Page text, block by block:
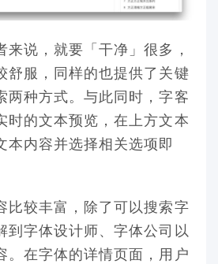
说，就要「干净」很多，
舒服，同样的也提供了关键
两种方式。与此同时，字客
时的文本预览，在上方文本
本内容并选择相关选项即
比较丰富，除了可以搜索字
到字体设计师、字体公司以
。在字体的详情页面，用户